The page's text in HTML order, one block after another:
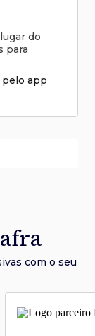
do
para
pelo app
com o seu